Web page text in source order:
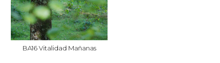
BA16 Vitalidad Mañanas